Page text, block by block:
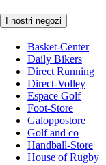
I nostri negozi
Basket-Center
Daily Bikers
Direct Running
Direct-Volley
Espace Golf
Foot-Store
Galoppostore
Golf and co
Handball-Store
House of Rugby